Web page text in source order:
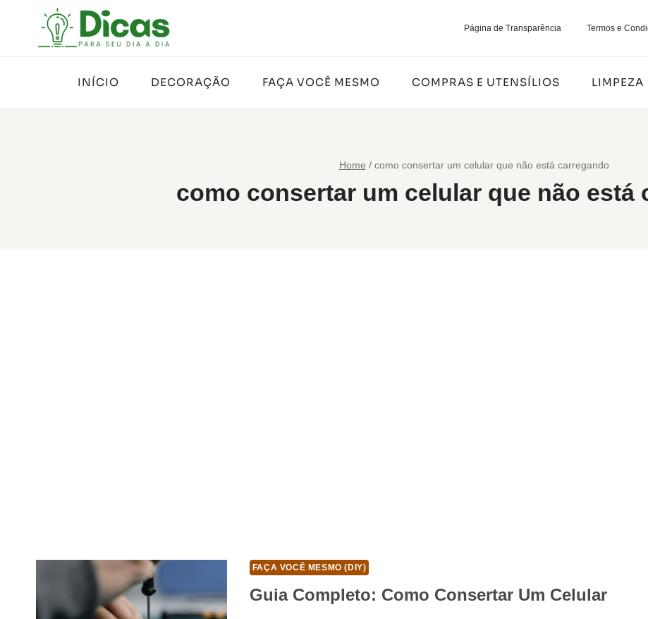
Página de Transparência Termos e
INÍCIO DECORAÇÃO FAÇA VOCÊ MESMO COMPRAS E UTENSÍLIOS LIMPEZA
Home / como consertar um celular que não está carregando
como consertar um celular que não está
FAÇA VOCÊ MESMO (DIY)
Guia Completo: Como Consertar Um Celular